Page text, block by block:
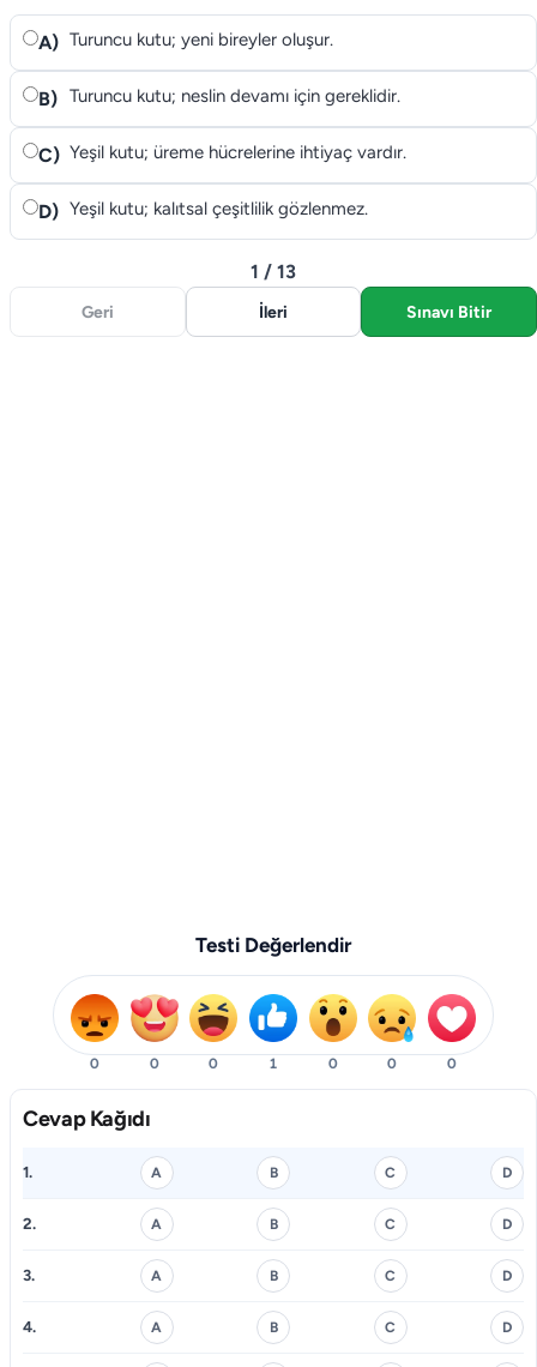
A) Turuncu kutu; yeni bireyler oluşur.
B) Turuncu kutu; neslin devamı için gereklidir.
C) Yeşil kutu; üreme hücrelerine ihtiyaç vardır.
D) Yeşil kutu; kalıtsal çeşitlilik gözlenmez.
Geri
1 / 13
İleri Sınavı Bitir
Testi Değerlendir
0 0 0 1 0 0 0
Cevap Kağıdı
1. A B C D
2. A B C D
3. A B C D
4. A B C D